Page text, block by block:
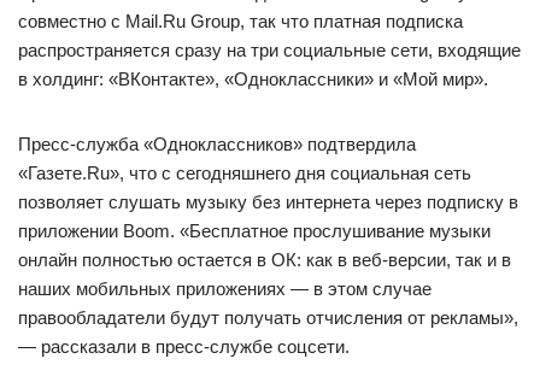
совместно с Mail.Ru Group, так что платная подписка
распространяется сразу на три социальные сети, входящие
в холдинг: «ВКонтакте», «Одноклассники» и «Мой мир».
Пресс-служба «Одноклассников» подтвердила
«Газете.Ru», что с сегодняшнего дня социальная сеть
позволяет слушать музыку без интернета через подписку в
приложении Boom. «Бесплатное прослушивание музыки
онлайн полностью остается в ОК: как в веб-версии, так и в
наших мобильных приложениях — в этом случае
правообладатели будут получать отчисления от рекламы»,
— рассказали в пресс-службе соцсети.